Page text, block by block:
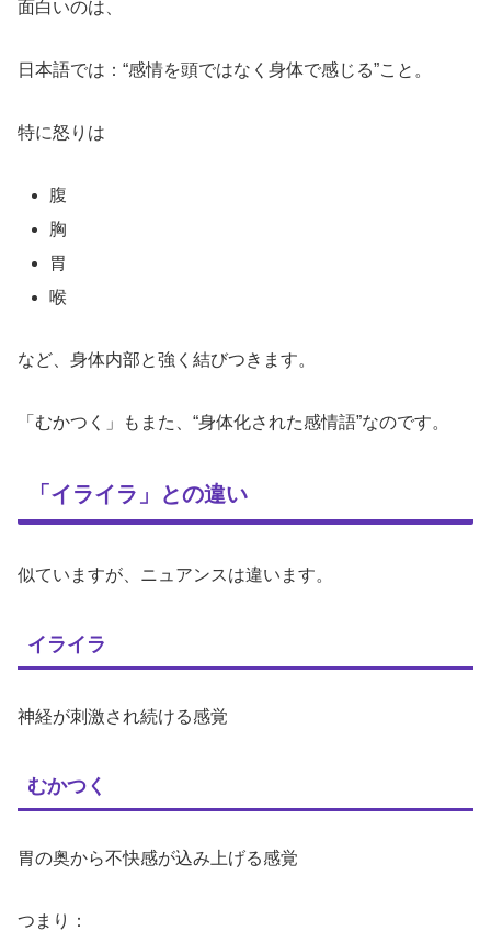
面白いのは、
日本語では：“感情を頭ではなく身体で感じる”こと。
特に怒りは
腹
胸
胃
喉
など、身体内部と強く結びつきます。
「むかつく」もまた、“身体化された感情語”なのです。
「イライラ」との違い
似ていますが、ニュアンスは違います。
イライラ
神経が刺激され続ける感覚
むかつく
胃の奥から不快感が込み上げる感覚
つまり：